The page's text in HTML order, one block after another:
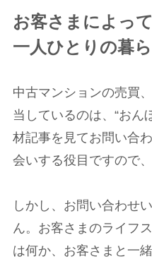
お客さまによっ
一人ひとりの暮
中古マンションの売買
当しているのは、“おん
材記事を見てお問い合
会いする役目ですので
しかし、お問い合わせ
ん。お客さまのライフ
は何か、お客さまと一